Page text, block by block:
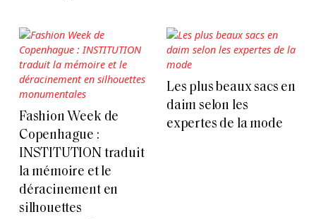
Fashion Week de
Copenhague :
INSTITUTION traduit
la mémoire et le
déracinement en
silhouettes
Les plus beaux sacs en
daim selon les
expertes de la mode